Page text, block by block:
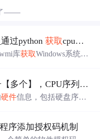
——
_通过python获取cpu和硬盘等
库获取Windows系统的
列号，主板序列号，mac地址【得到
硬件信息，包括硬盘序列
将这些信息整合成唯一
序添加授权码机制